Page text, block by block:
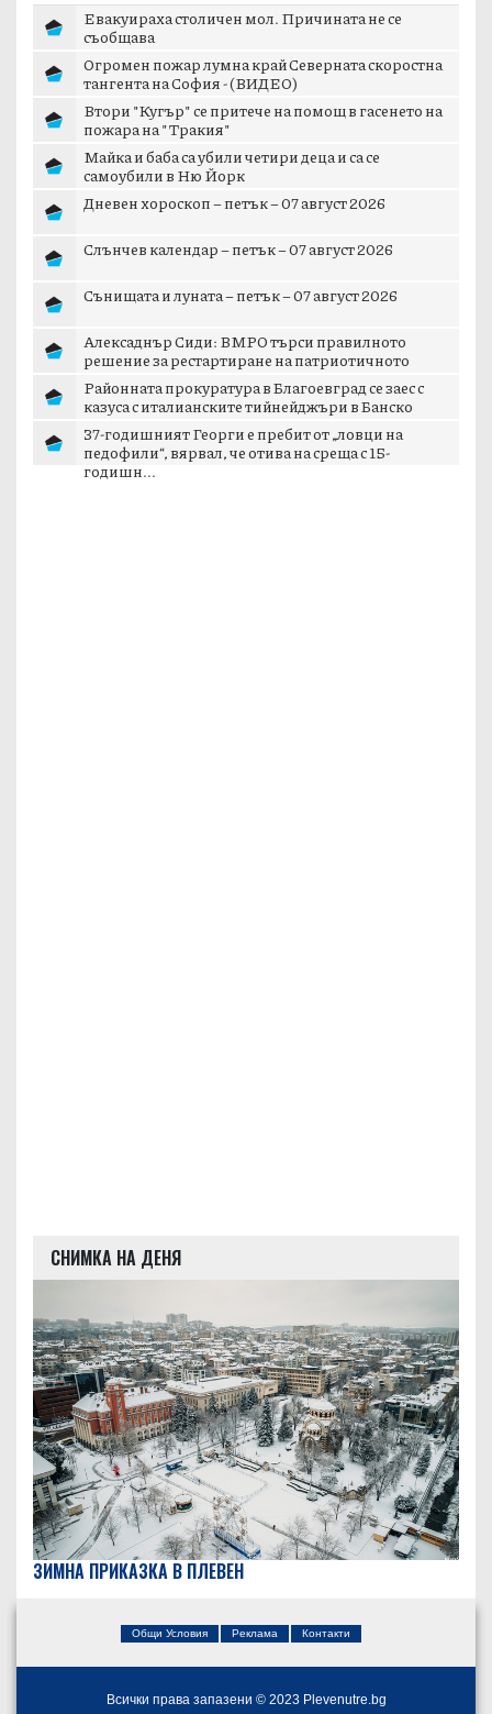
Евакуираха столичен мол. Причината не се
съобщава
Огромен пожар лумна край Северната скоростна
тангента на София - (ВИДЕО)
Втори "Кугър" се притече на помощ в гасенето на
пожара на "Тракия"
Майка и баба са убили четири деца и са се
самоубили в Ню Йорк
Дневен хороскоп – петък – 07 август 2026
Слънчев календар – петък – 07 август 2026
Сънищата и луната – петък – 07 август 2026
Алексаднър Сиди: ВМРО търси правилното
решение за рестартиране на патриотичното
пространст...
Районната прокуратура в Благоевград се заес с
казуса с италианските тийнейджъри в Банско
37-годишният Георги е пребит от „ловци на
педофили“, вярвал, че отива на среща с 15-
годишн...
СНИМКА НА ДЕНЯ
ЗИМНА ПРИКАЗКА В ПЛЕВЕН
Общи Условия Реклама Контакти
Всички права запазени © 2023 Plevenutre.bg